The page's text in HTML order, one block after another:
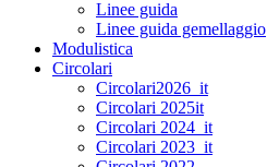
Linee guida
Linee guida gemellaggio
Modulistica
Circolari
Circolari2026_it
Circolari 2025it
Circolari 2024_it
Circolari 2023_it